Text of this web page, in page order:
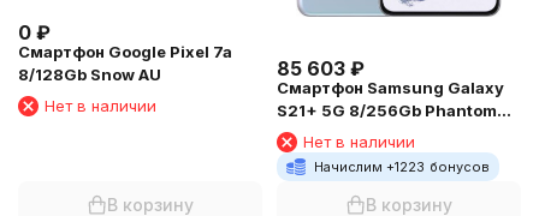
0 ₽
Смартфон Google Pixel 7a
8/128Gb Snow AU
Нет в наличии
В корзину
85 603 ₽
Смартфон Samsung Galaxy
S21+ 5G 8/256Gb Phantom
SilverНет в наличии
Начислим +1223 бонусов
В корзину